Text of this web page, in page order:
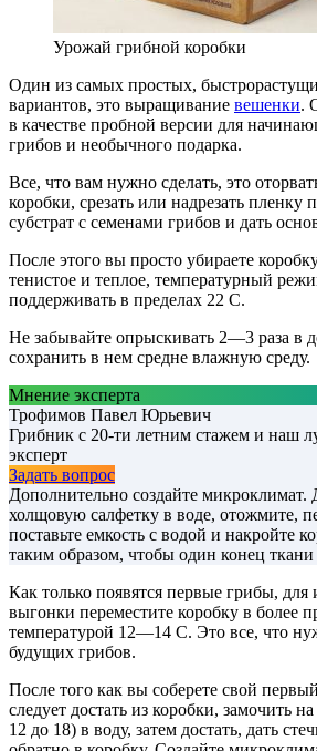
Урожай грибной коробки
Один из самых простых,
вариантов, это выращивание вешенки.
в качестве пробной версии для
грибов и необычного подарка.
Все, что вам нужно сделать, это
коробки, срезать или надрезать
субстрат с семенами грибов и дать
После этого вы просто убираете
тенистое и теплое, температурный
поддерживать в пределах 22 С.
Не забывайте опрыскивать 2—3 раза в
сохранить в нем средне влажную среду.
Мнение эксперта
Трофимов Павел Юрьевич
Грибник с 20-ти летним стажем и наш
эксперт
Задать вопрос
Дополнительно создайте микроклимат.
холщовую салфетку в воде, отожмите,
поставьте емкость с водой и накройте
таким образом, чтобы один конец
Как только появятся первые грибы, для
выгонки переместите коробку в более
температурой 12—14 С. Это все, что
будущих грибов.
После того как вы соберете свой
следует достать из коробки, замочить
12 до 18) в воду, затем достать, дать